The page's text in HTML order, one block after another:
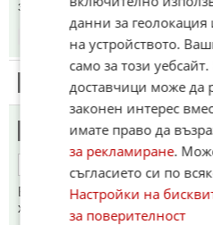
западни мародери дето крият
Този коментар е премахнат
тунеядци
Бизнесът има важна роля за
хазна, под формата на
данни за геолокация
на устройството.
само за този
доставчици може да
законен интерес
имате право да
за рекламиране.
съгласието си по
Настройки на
за поверителност